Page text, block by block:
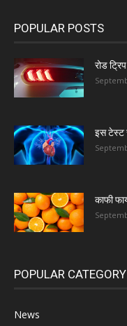
POPULAR POSTS
रोड
इस टेस्ट
काफी
POPULAR CATEGORY
News